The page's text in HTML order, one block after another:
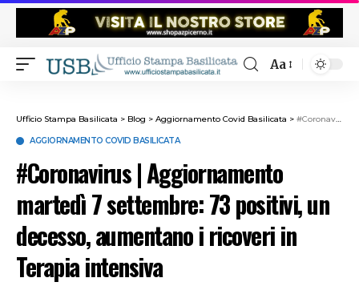
Aa
Ufficio Stampa Basilicata > Blog > Aggiornamento Covid Basilicata > #Coronavirus | Aggiornamento martedì 7 settembre: 73 positivi, un decesso, aumentano i ricoveri in Terapia intensiva
AGGIORNAMENTO COVID BASILICATA
#Coronavirus | Aggiornamento
martedì 7 settembre: 73 positivi, un
decesso, aumentano i ricoveri in
Terapia intensiva